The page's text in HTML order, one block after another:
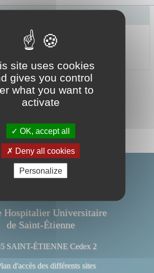
Hospitalier Universitaire
de Saint-Étienne
SAINT-ÉTIENNE Cedex 2
d'accès des différents sites
site uses cookies
gives you control
what you want to
activate
OK, accept all
Deny all cookies
Personalize